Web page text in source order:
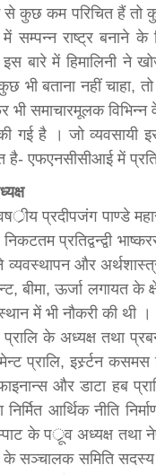
कुछ कम परिचित हैं तो
सम्पन्न राष्ट्र बनाने
बारे में हिमालिनी
भी बताना नहीं चाहा,
भी समाचारमूलक विभिन्न
गई है । जो
एफएनसीसीआई में
वषर्ीय प्रदीपजंग
प्रतिद्वन्द्वी
ने व्यवस्थापन और
बीमा, ऊर्जा लगायत
में भी नौकरी की थी ।
प्रालि के अध्यक्ष तथा
प्रालि, इर्स्र्टन
और डाटा हब
निर्मित आर्थिक नीति
के पर्ूव अध्यक्ष
के सञ्चालक समिति